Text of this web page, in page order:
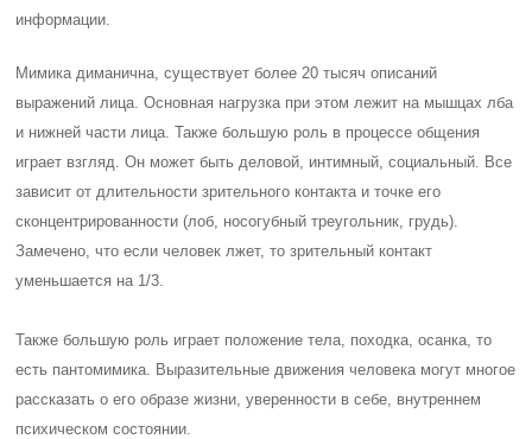
информации.
Мимика диманична, существует более 20 тысяч описаний
выражений лица. Основная нагрузка при этом лежит на мышцах лба
и нижней части лица. Также большую роль в процессе общения
играет взгляд. Он может быть деловой, интимный, социальный. Все
зависит от длительности зрительного контакта и точке его
сконцентрированности (лоб, носогубный треугольник, грудь).
Замечено, что если человек лжет, то зрительный контакт
уменьшается на 1/3.
Также большую роль играет положение тела, походка, осанка, то
есть пантомимика. Выразительные движения человека могут многое
рассказать о его образе жизни, уверенности в себе, внутреннем
психическом состоянии.